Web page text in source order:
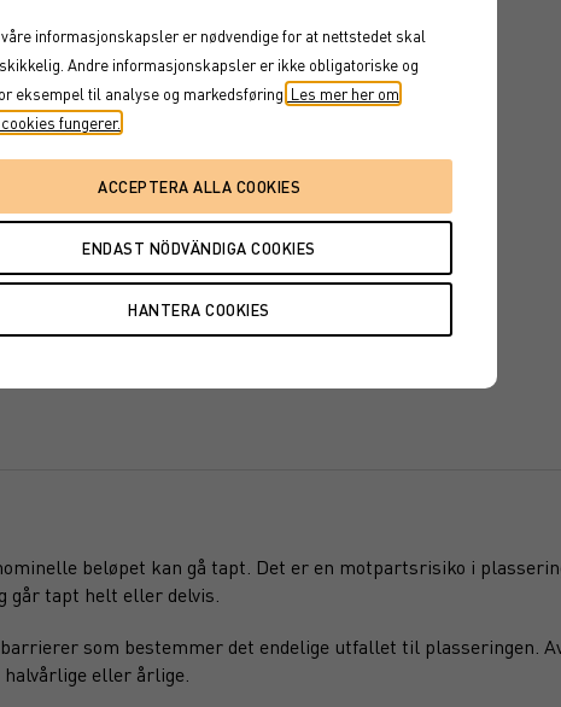
okt '20 dec '20
PROSPEKT
FAKTABLAD
FÖRFALLOVILLKOR
beløpet kan gå tapt. Det er en motpartsrisiko i
går tapt helt eller delvis.
som bestemmer det endelige utfallet til plasseringen.
eller årlige.
våre informasjonskapsler er nødvendige for at nettstedet skal
Andre informasjonskapsler er ikke obligatoriske og
eksempel til analyse og markedsføring. Les mer her om
fungerer.